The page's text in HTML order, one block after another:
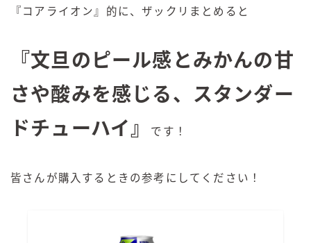
『コアライオン』的に、ザックリまとめると
『文旦のピール感とみかんの甘
さや酸みを感じる、スタンダー
ドチューハイ』 です！
皆さんが購入するときの参考にしてください！